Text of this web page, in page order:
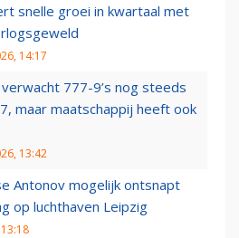
snelle groei in kwartaal met
14:17
777-9’s nog steeds
maar maatschappij heeft ook
13:42
Antonov mogelijk ontsnapt
op luchthaven Leipzig